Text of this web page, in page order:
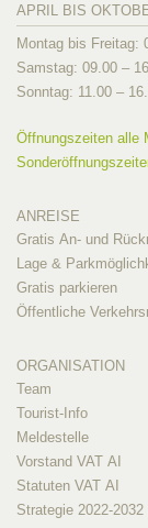
APRIL BIS
Montag bis Freitag:
Samstag: 09.00 –
Sonntag: 11.00 –
Öffnungszeiten alle
ANREISE
Gratis An- und
Lage &
Gratis parkieren
Öffentliche
ORGANISATION
Team
Tourist-Info
Meldestelle
Vorstand VAT AI
Statuten VAT AI
Strategie 2022-